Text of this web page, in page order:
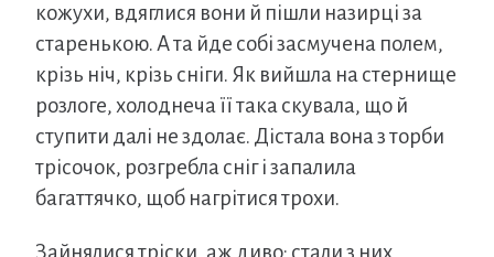
кожухи, вдяглися вони й пішли назирці за
старенькою. А та йде собі засмучена полем,
крізь ніч, крізь сніги. Як вийшла на стернище
розлоге, холоднеча її така скувала, що й
ступити далі не здолає. Дістала вона з торби
трісочок, розгребла сніг і запалила
багаттячко, щоб нагрітися трохи.
Зайнялися тріски, аж диво: стали з них